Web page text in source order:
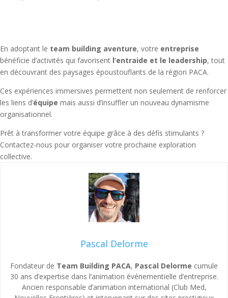
En adoptant le team building aventure, votre entreprise
bénéficie d’activités qui favorisent l’entraide et le leadership, tout
en découvrant des paysages époustouflants de la région PACA.
Ces expériences immersives permettent non seulement de renforcer
les liens d’équipe mais aussi d’insuffler un nouveau dynamisme
organisationnel.
Prêt à transformer votre équipe grâce à des défis stimulants ?
Contactez-nous pour organiser votre prochaine exploration
collective.
Pascal Delorme
Fondateur de Team Building PACA, Pascal Delorme cumule
30 ans d’expertise dans l’animation événementielle d’entreprise.
Ancien responsable d’animation international (Club Med,